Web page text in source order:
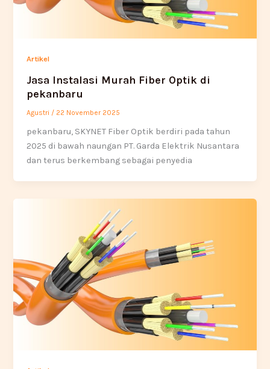
Artikel
Jasa Instalasi Murah Fiber Optik di
pekanbaru
Agustri / 22 November 2025
pekanbaru, SKYNET Fiber Optik berdiri pada tahun
2025 di bawah naungan PT. Garda Elektrik Nusantara
dan terus berkembang sebagai penyedia